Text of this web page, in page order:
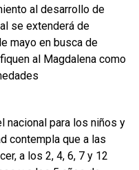
al desarrollo de
se extenderá de
mayo en busca de
al Magdalena como
nacional para los niños y
contempla que a las
a los 2, 4, 6, 7 y 12